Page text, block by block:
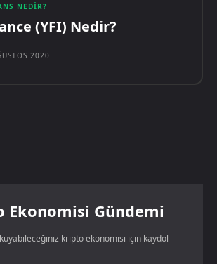
NEDIR?
(YFI) Nedir?
2020
Ekonomisi Gündemi
kripto ekonomisi için kaydol